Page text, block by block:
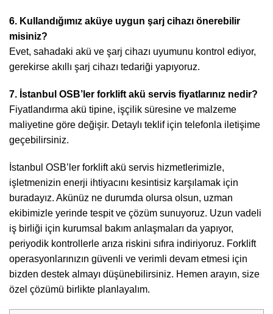
6. Kullandığımız aküye uygun şarj cihazı önerebilir
misiniz?
Evet, sahadaki akü ve şarj cihazı uyumunu kontrol ediyor,
gerekirse akıllı şarj cihazı tedariği yapıyoruz.
7. İstanbul OSB’ler forklift akü servis fiyatlarınız nedir?
Fiyatlandırma akü tipine, işçilik süresine ve malzeme
maliyetine göre değişir. Detaylı teklif için telefonla iletişime
geçebilirsiniz.
İstanbul OSB’ler forklift akü servis hizmetlerimizle,
işletmenizin enerji ihtiyacını kesintisiz karşılamak için
buradayız. Akünüz ne durumda olursa olsun, uzman
ekibimizle yerinde tespit ve çözüm sunuyoruz. Uzun vadeli
iş birliği için kurumsal bakım anlaşmaları da yapıyor,
periyodik kontrollerle arıza riskini sıfıra indiriyoruz. Forklift
operasyonlarınızın güvenli ve verimli devam etmesi için
bizden destek almayı düşünebilirsiniz. Hemen arayın, size
özel çözümü birlikte planlayalım.